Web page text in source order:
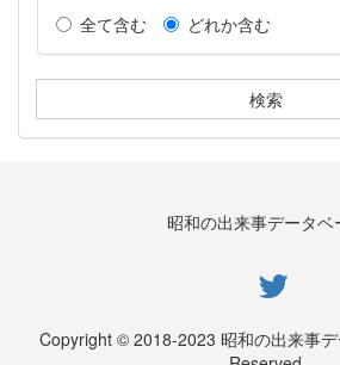
全て含む どれか含む
昭和の出来事データベ
Copyright © 2018-2023 昭和の出来事